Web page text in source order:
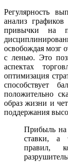
Регулярность
анализ
привычки на
освобождая мозг
с ленью. Это
аспектах
оптимизация
способствует
положительно
образ жизни и
поддержания
Прибыль на
ставки, а
правил,